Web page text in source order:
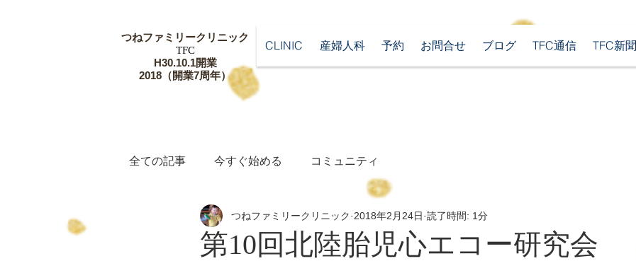
つねファミリークリニック
​TFC
​H30.10.1開業
​2018（開業7周年）
CLINIC 産婦人科 予約 お問合せ ブログ TFC通信 TFC新聞
全ての記事 今すぐ始める コミュニティ
第10回北陸胎児心エコー研究会
つねファミリークリニック 2018年2月24日 読了時間: 1分